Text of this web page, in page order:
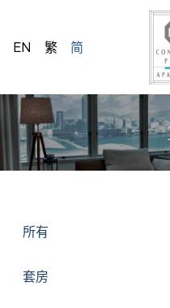
EN 繁 简
所有
套房